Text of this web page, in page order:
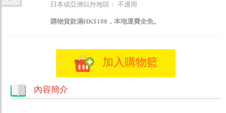
日本或亞洲以外地區﹕ 不適用
購物貨款滿HK$100，本地運費全免。
加入購物籃
內容簡介